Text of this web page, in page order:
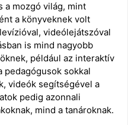
a mozgó világ, mint
a könyveknek volt
videólejátszóval
is mind nagyobb
például az interaktív
pedagógusok sokkal
videók segítségével a
pedig azonnali
mind a tanároknak.